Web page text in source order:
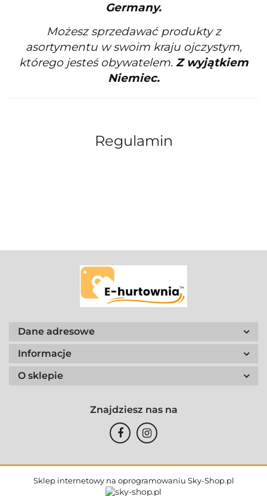
Germany.
Możesz sprzedawać produkty z
asortymentu w swoim kraju ojczystym,
którego jesteś obywatelem. Z wyjątkiem
Niemiec.
Regulamin
Dane adresowe
Informacje
O sklepie
Znajdziesz nas na
Sklep internetowy na oprogramowaniu Sky-Shop.pl